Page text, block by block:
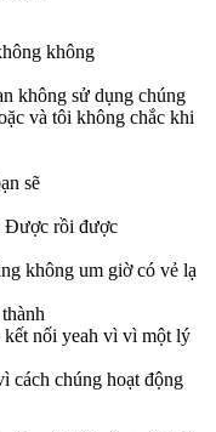
không
không sử dụng chúng
và tôi không chắc khi
sẽ
Được rồi được
không um giờ có vẻ lạ
kết nối yeah vì vì một lý
cách chúng hoạt động